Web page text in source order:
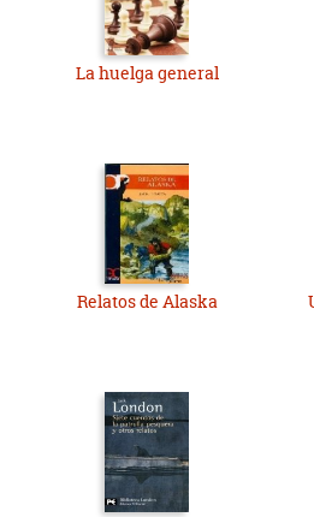
La huelga general
Relatos de Alaska